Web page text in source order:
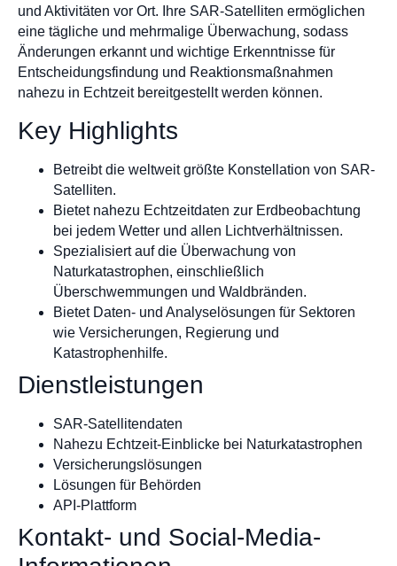
und Aktivitäten vor Ort. Ihre SAR-Satelliten ermöglichen
eine tägliche und mehrmalige Überwachung, sodass
Änderungen erkannt und wichtige Erkenntnisse für
Entscheidungsfindung und Reaktionsmaßnahmen
nahezu in Echtzeit bereitgestellt werden können.
Key Highlights
Betreibt die weltweit größte Konstellation von SAR-
Satelliten.
Bietet nahezu Echtzeitdaten zur Erdbeobachtung
bei jedem Wetter und allen Lichtverhältnissen.
Spezialisiert auf die Überwachung von
Naturkatastrophen, einschließlich
Überschwemmungen und Waldbränden.
Bietet Daten- und Analyselösungen für Sektoren
wie Versicherungen, Regierung und
Katastrophenhilfe.
Dienstleistungen
SAR-Satellitendaten
Nahezu Echtzeit-Einblicke bei Naturkatastrophen
Versicherungslösungen
Lösungen für Behörden
API-Plattform
Kontakt- und Social-Media-